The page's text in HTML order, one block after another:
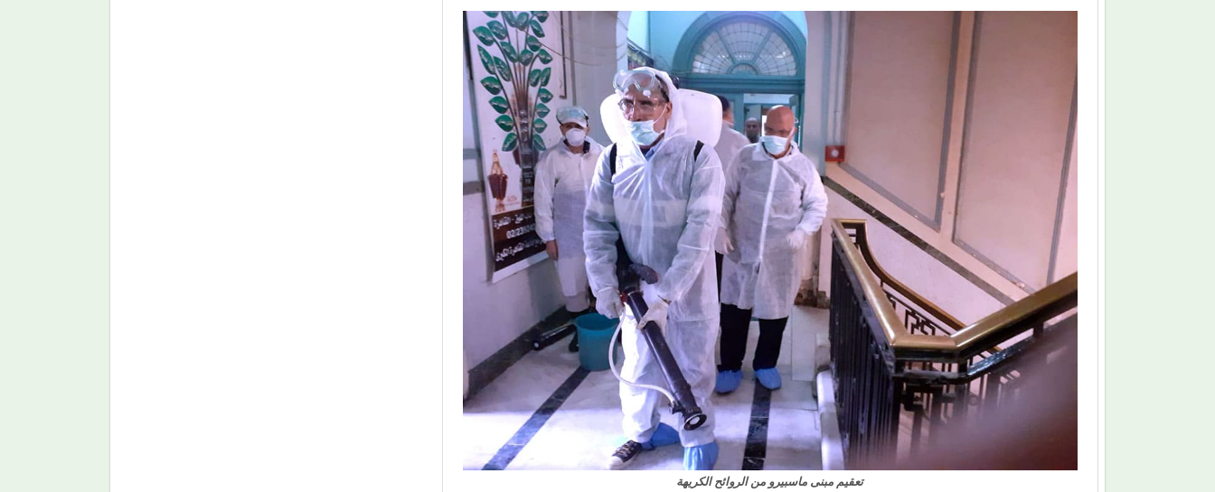
تعقيم مبنى ماسبيرو من الروائح الكريهة